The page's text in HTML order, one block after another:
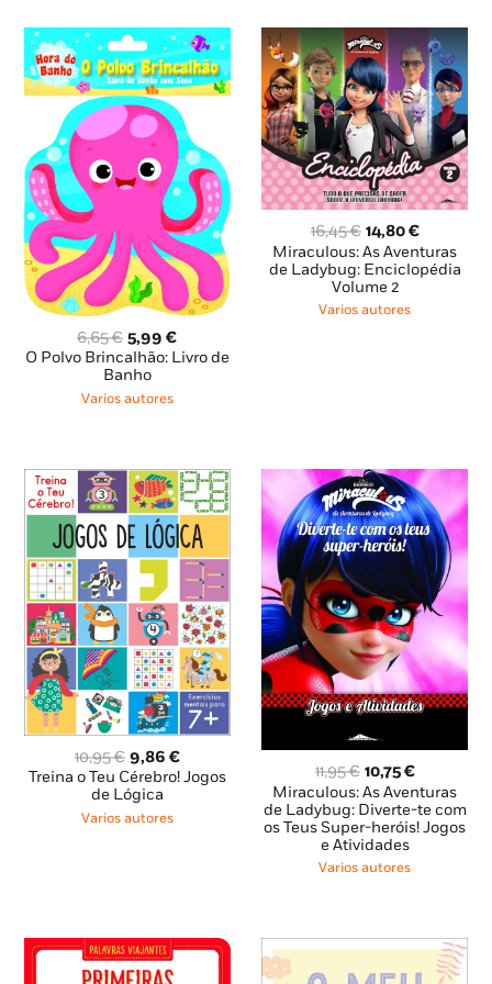
6,65€ O
preço
original
era:
5,99€O
preço
O Polvo Brincalhão: Livro de
Banho
Varios autores
16,45€ O
preço
original
era:
16,45 €.
14,80€O
preço
atual
Miraculous: As Aventuras
de Ladybug: Enciclopédia
Volume 2
Varios autores
10,95€ O
preço
original
era:
9,86 €O
preço
Treina o Teu Cérebro! Jogos
de Lógica
Varios autores
11,95€ O
preço
original
era:
11,95 €.
10,75€O
preço
atual
é:
Miraculous: As Aventuras
de Ladybug: Diverte-te com
os Teus Super-heróis! Jogos
e Atividades
Varios autores